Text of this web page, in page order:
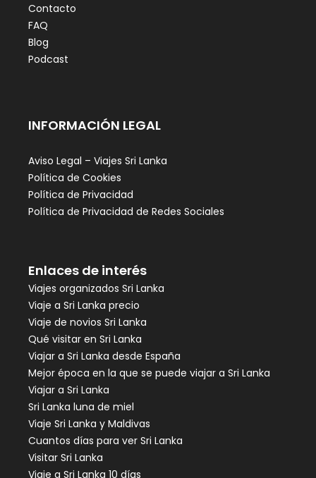
Contacto
FAQ
Blog
Podcast
INFORMACIÓN LEGAL
Aviso Legal – Viajes Sri Lanka
Política de Cookies
Política de Privacidad
Política de Privacidad de Redes Sociales
Enlaces de interés
Viajes organizados Sri Lanka
Viaje a Sri Lanka precio
Viaje de novios Sri Lanka
Qué visitar en Sri Lanka
Viajar a Sri Lanka desde España
Mejor época en la que se puede viajar a Sri Lanka
Viajar a Sri Lanka
Sri Lanka luna de miel
Viaje Sri Lanka y Maldivas
Cuantos días para ver Sri Lanka
Visitar Sri Lanka
Viaje a Sri Lanka 10 días